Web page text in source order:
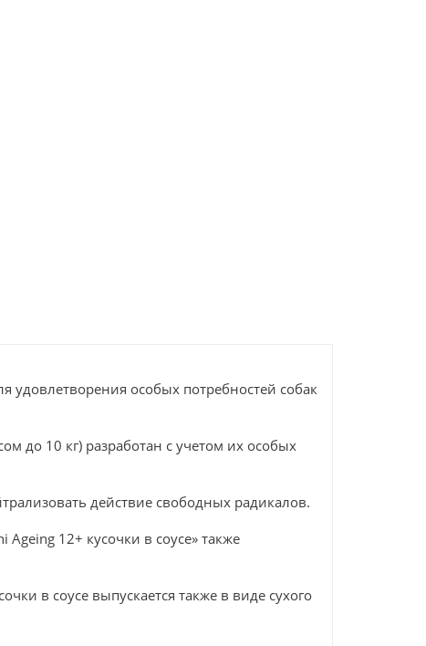
удовлетворения особых потребностей собак
до 10 кг) разработан с учетом их особых
действие свободных радикалов.
12+ кусочки в соусе» также
в соусе выпускается также в виде сухого